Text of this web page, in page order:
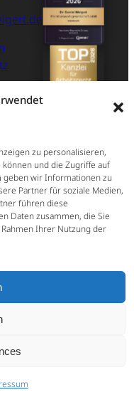
zu personalisieren,
und die Zugriffe auf
geben wir Informationen zu
Partner für soziale Medien,
führen diese
Daten zusammen, die Sie
Ihrer Nutzung der